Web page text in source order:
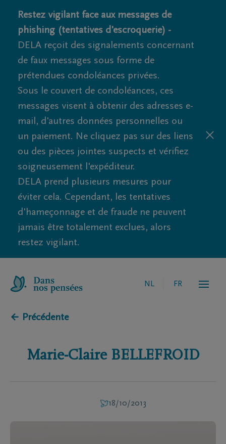
Restez vigilant face aux messages de
phishing (tentatives d'escroquerie) -
DELA reçoit des signalements concernant
de faux messages sous forme de
prétendues condoléances privées.
Sous le couvert de condoléances, ces
messages visent à obtenir des adresses e-
mail, d'autres données personnelles ou
un paiement. Ne cliquez pas sur des liens
ou des pièces jointes suspects et vérifiez
soigneusement l'expéditeur.
DELA prend plusieurs mesures pour
éviter cela. Cependant, les tentatives
d'hameçonnage et de fraude ne peuvent
jamais être totalement exclues, alors
restez vigilant.
NL FR
← Précédente
Marie-Claire BELLEFROID
18/10/2013